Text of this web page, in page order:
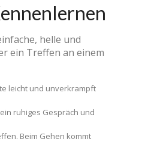
helle und
ein Treffen an einem
leicht und unverkrampft
ruhiges Gespräch und
Beim Gehen kommt